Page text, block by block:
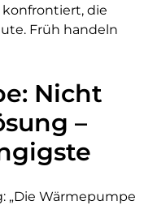
die
Früh handeln
Nicht
–
„Die Wärmepumpe